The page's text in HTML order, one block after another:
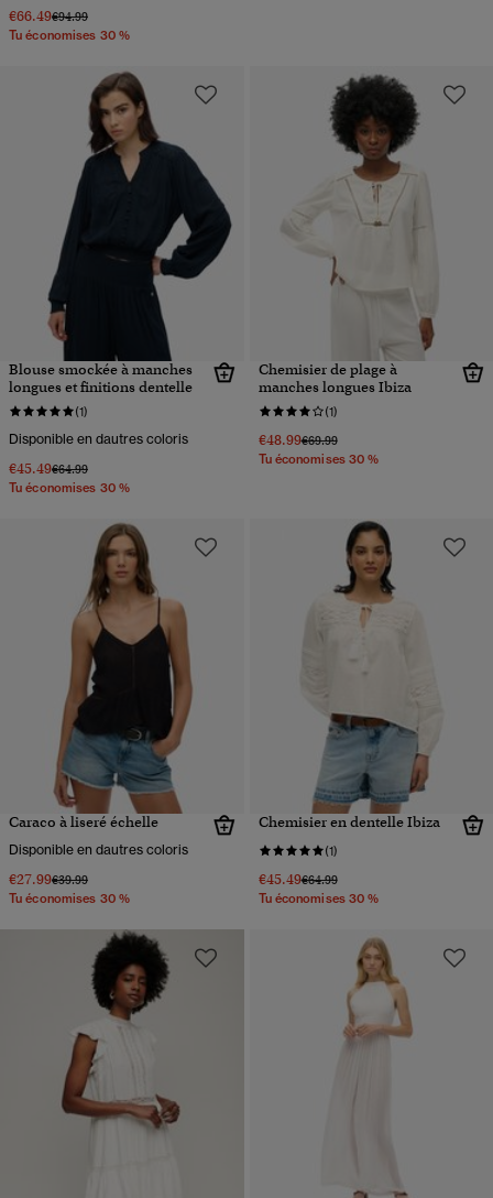
€66.49Prix réduit de
€94.99à
Tu économises 30 %
Blouse smockée à manches
longues et finitions dentelle
(1)
Disponible en dautres coloris
€45.49Prix réduit de
€64.99à
Tu économises 30 %
Chemisier de plage à
manches longues Ibiza
(1)
€48.99Prix réduit de
€69.99à
Tu économises 30 %
Caraco à liseré échelle
Disponible en dautres coloris
€27.99Prix réduit de
€39.99à
Tu économises 30 %
Chemisier en dentelle Ibiza
(1)
€45.49Prix réduit de
€64.99à
Tu économises 30 %